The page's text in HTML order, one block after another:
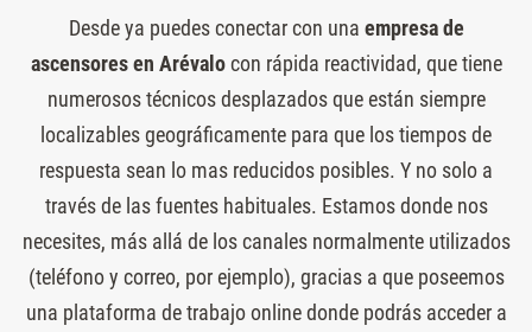
Desde ya puedes conectar con una empresa de
ascensores en Arévalocon rápida reactividad, que tiene
numerosos técnicos desplazados que están siempre
localizables geográficamente para que los tiempos de
respuesta sean lo mas reducidos posibles. Y no solo a
través de las fuentes habituales. Estamos donde nos
necesites, más allá de los canales normalmente utilizados
(teléfono y correo, por ejemplo), gracias a que poseemos
una plataforma de trabajo online donde podrás acceder a